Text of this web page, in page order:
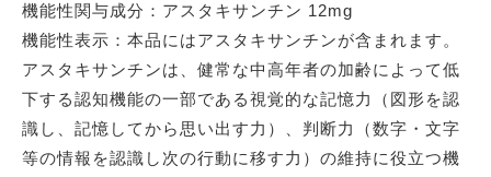
機能性関与成分：アスタキサンチン 12mg
機能性表示：本品にはアスタキサンチンが含まれます。
アスタキサンチンは、健常な中高年者の加齢によって低
下する認知機能の一部である視覚的な記憶力（図形を認
識し、記憶してから思い出す力）、判断力（数字・文字
等の情報を認識し次の行動に移す力）の維持に役立つ機